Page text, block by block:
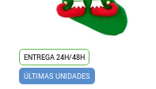
ENTREGA 24H/48H
ÚLTIMAS UNIDADES